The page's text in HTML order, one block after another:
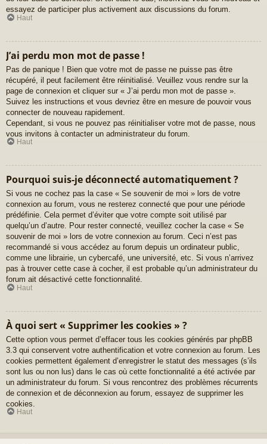
essayez de participer plus activement aux discussions du forum.
Haut
J’ai perdu mon mot de passe !
Pas de panique ! Bien que votre mot de passe ne puisse pas être
récupéré, il peut facilement être réinitialisé. Veuillez vous rendre sur la
page de connexion et cliquer sur « J’ai perdu mon mot de passe ».
Suivez les instructions et vous devriez être en mesure de pouvoir vous
connecter de nouveau rapidement.
Cependant, si vous ne pouvez pas réinitialiser votre mot de passe, nous
vous invitons à contacter un administrateur du forum.
Haut
Pourquoi suis-je déconnecté automatiquement ?
Si vous ne cochez pas la case « Se souvenir de moi » lors de votre
connexion au forum, vous ne resterez connecté que pour une période
prédéfinie. Cela permet d’éviter que votre compte soit utilisé par
quelqu’un d’autre. Pour rester connecté, veuillez cocher la case « Se
souvenir de moi » lors de votre connexion au forum. Ceci n’est pas
recommandé si vous accédez au forum depuis un ordinateur public,
comme une librairie, un cybercafé, une université, etc. Si vous n’arrivez
pas à trouver cette case à cocher, il est probable qu’un administrateur du
forum ait désactivé cette fonctionnalité.
Haut
À quoi sert « Supprimer les cookies » ?
Cette option vous permet d’effacer tous les cookies générés par phpBB
3.3 qui conservent votre authentification et votre connexion au forum. Les
cookies permettent également d’enregistrer le statut des messages (s’ils
sont lus ou non lus) dans le cas où cette fonctionnalité a été activée par
un administrateur du forum. Si vous rencontrez des problèmes récurrents
de connexion et de déconnexion au forum, essayez de supprimer les
cookies.
Haut